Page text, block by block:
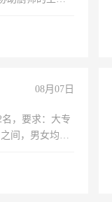
08月07日
，要求：大专
间，男女均
，底薪+绩效，